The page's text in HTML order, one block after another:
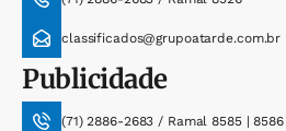
classificados@grupoatarde.com.br
Publicidade
(71) 2886-2683 / Ramal 8585 | 8586